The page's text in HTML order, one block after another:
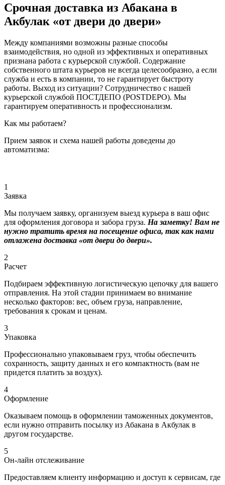
Срочная доставка из Абакана в
Акбулак «от двери до двери»
Между компаниями возможны разные способы
взаимодействия, но одной из эффективных и оперативных
признана работа с курьерской службой. Содержание
собственного штата курьеров не всегда целесообразно, а если
служба и есть в компании, то не гарантирует быстроту
работы. Выход из ситуации? Сотрудничество с нашей
курьерской службой ПОСТДЕПО (POSTDEPO). Мы
гарантируем оперативность и профессионализм.
Как мы работаем?
Прием заявок и схема нашей работы доведены до
автоматизма:
1
Заявка
Мы получаем заявку, организуем выезд курьера в ваш офис
для оформления договора и забора груза. На заметку! Вам не
нужно тратить время на посещение офиса, так как нами
отлажена доставка «от двери до двери».
2
Расчет
Подбираем эффективную логистическую цепочку для вашего
отправления. На этой стадии принимаем во внимание
несколько факторов: вес, объем груза, направление,
требования к срокам и ценам.
3
Упаковка
Профессионально упаковываем груз, чтобы обеспечить
сохранность, защиту данных и его компактность (вам не
придется платить за воздух).
4
Оформление
Оказываем помощь в оформлении таможенных документов,
если нужно отправить посылку из Абакана в Акбулак в
другом государстве.
5
Он-лайн отслеживание
Предоставляем клиенту информацию и доступ к сервисам, где